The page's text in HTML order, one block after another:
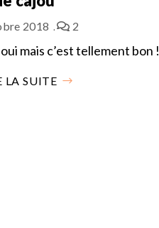
2018 2
mais c’est tellement bon !
LA SUITE